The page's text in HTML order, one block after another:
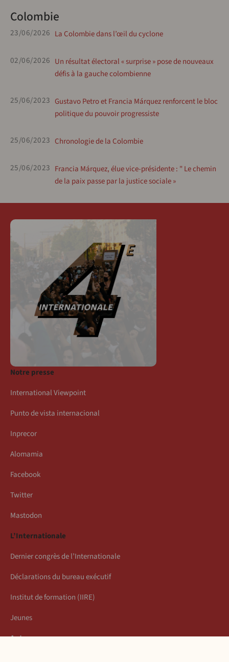
Colombie
23/06/2026 La Colombie dans l’œil du cyclone
02/06/2026 Un résultat électoral « surprise » pose de nouveaux
défis à la gauche colombienne
25/06/2023 Gustavo Petro et Francia Márquez renforcent le bloc
politique du pouvoir progressiste
25/06/2023 Chronologie de la Colombie
25/06/2023 Francia Márquez, élue vice-présidente : " Le chemin
de la paix passe par la justice sociale »
Notre presse
International Viewpoint
Punto de vista internacional
Inprecor
Alomamia
Facebook
Twitter
Mastodon
L’Internationale
Dernier congrès de l’Internationale
Déclarations du bureau exécutif
Institut de formation (IIRE)
Jeunes
Auteurs